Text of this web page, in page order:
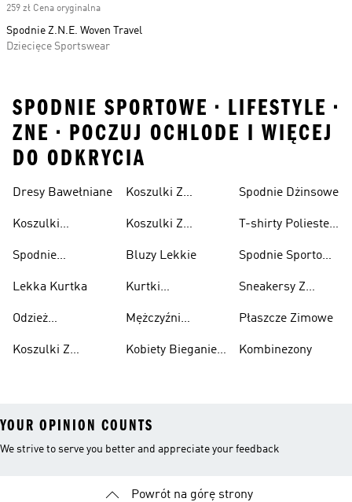
259 zł Cena oryginalna
Spodnie Z.N.E. Woven Travel
Dziecięce Sportswear
SPODNIE SPORTOWE • LIFESTYLE •
ZNE • POCZUJ OCHLODE I WIĘCEJ
DO ODKRYCIA
Dresy Bawełniane
Koszulki
Spodnie
Lekka Kurtka
Odzież
Koszulki Z
Męskie
Koszulki Z
Damska
Koszulki Z
Bluzy Lekkie
Kurtki
Mężczyźni
Lifestyle
Kobiety Bieganie I
Spodnie Dżinsowe
T-shirty Poliester
Spodnie Sportowe
Recyklingu
Sneakersy Z
Cholewką
Płaszcze Zimowe
Kombinezony
YOUR OPINION COUNTS
We strive to serve you better and appreciate your feedback
Powrót na górę strony